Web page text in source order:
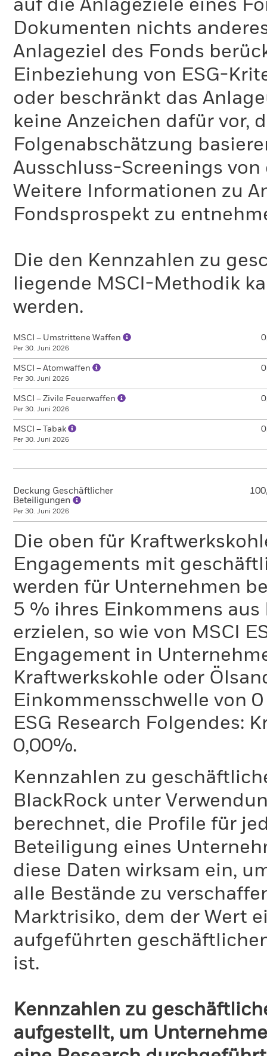
auf die Anlageziele eines
Dokumenten nichts
Anlageziel des Fonds
Einbeziehung von ESG-
oder beschränkt das
keine Anzeichen dafür vor,
Folgenabschätzung
Ausschluss-Screenings
Weitere Informationen zu
Fondsprospekt zu
Die den Kennzahlen zu
liegende MSCI-Methodik
werden.
MSCI – Umstrittene Waffen
Per 30. Juni 2026
MSCI – Atomwaffen
Per 30. Juni 2026
MSCI – Zivile Feuerwaffen
Per 30. Juni 2026
MSCI – Tabak
Per 30. Juni 2026
Deckung Geschäftlicher
Beteiligungen
Per 30. Juni 2026
Die oben für
Engagements mit
werden für Unternehmen
5 % ihres Einkommens
erzielen, so wie von MSCI
Engagement in
Kraftwerkskohle oder
Einkommensschwelle von
ESG Research Folgendes:
0,00%.
Kennzahlen zu
BlackRock unter
berechnet, die Profile für
Beteiligung eines
diese Daten wirksam ein,
alle Bestände zu
Marktrisiko, dem der Wert
aufgeführten
ist.
Kennzahlen zu
aufgestellt, um